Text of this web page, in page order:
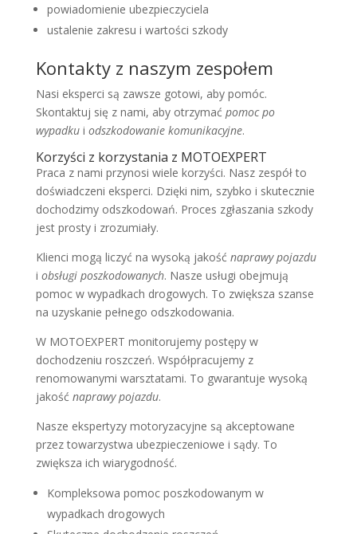
powiadomienie ubezpieczyciela
ustalenie zakresu i wartości szkody
Kontakty z naszym zespołem
Nasi eksperci są zawsze gotowi, aby pomóc.
Skontaktuj się z nami, aby otrzymać pomoc po
wypadkui odszkodowanie komunikacyjne.
Korzyści z korzystania z MOTOEXPERT
Praca z nami przynosi wiele korzyści. Nasz zespół to
doświadczeni eksperci. Dzięki nim, szybko i skutecznie
dochodzimy odszkodowań. Proces zgłaszania szkody
jest prosty i zrozumiały.
Klienci mogą liczyć na wysoką jakość naprawy pojazdu
i obsługi poszkodowanych. Nasze usługi obejmują
pomoc w wypadkach drogowych. To zwiększa szanse
na uzyskanie pełnego odszkodowania.
W MOTOEXPERT monitorujemy postępy w
dochodzeniu roszczeń. Współpracujemy z
renomowanymi warsztatami. To gwarantuje wysoką
jakość naprawy pojazdu.
Nasze ekspertyzy motoryzacyjne są akceptowane
przez towarzystwa ubezpieczeniowe i sądy. To
zwiększa ich wiarygodność.
Kompleksowa pomoc poszkodowanym w
wypadkach drogowych